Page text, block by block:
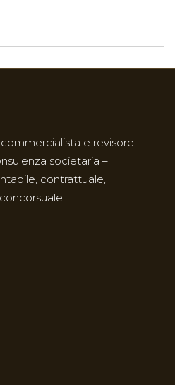
e revisore
societaria –
contrattuale,